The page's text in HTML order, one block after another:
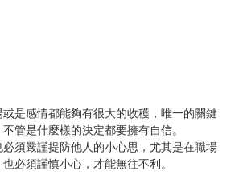
是感情都能夠有很大的收穫，唯一的關鍵
管是什麼樣的決定都要擁有自信。
須嚴謹提防他人的小心思，尤其是在職場
必須謹慎小心，才能無往不利。